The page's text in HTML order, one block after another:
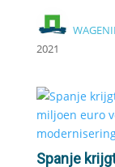
2021
Spanje